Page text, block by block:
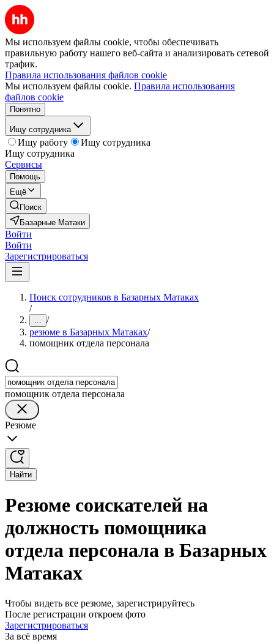
Мы используем файлы cookie, чтобы обеспечивать
правильную работу нашего веб-сайта и анализировать сетевой
трафик.
Правила использования файлов cookie
Мы используем файлы cookie. Правила использования
файлов cookie
Понятно
Ищу сотрудника
Ищу работу
Ищу сотрудника
Ищу сотрудника
Сервисы
Помощь
Ещё
Поиск
Базарные Матаки
Войти
Войти
Зарегистрироваться
Поиск сотрудников в Базарных Матаках
/
... /
резюме в Базарных Матаках/
помощник отдела персонала
помощник отдела персонала
Резюме
Найти
Резюме соискателей на
должность помощника
отдела персонала в Базарных
Матаках
Чтобы видеть все резюме, зарегистрируйтесь
После регистрации откроем фото
Зарегистрироваться
За всё время